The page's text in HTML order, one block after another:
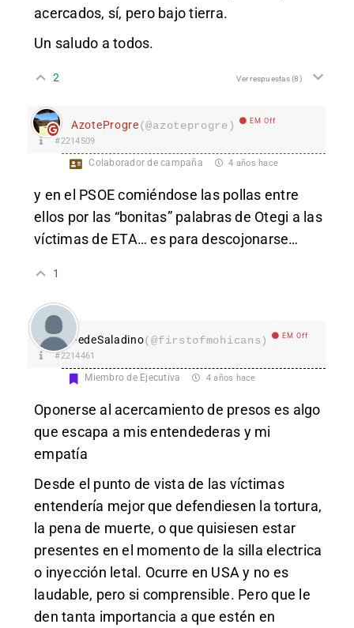
acercados, sí, pero bajo tierra.
Un saludo a todos.
2 Ver respuestas(8)
AzoteProgre(@azoteprogre) EM Off
#2214509
Colaborador de campaña 4 años hace
y en el PSOE comiéndose las pollas entre
ellos por las “bonitas” palabras de Otegi a las
víctimas de ETA… es para descojonarse…
1
FedeSaladino(@firstofmohicans) EM Off
#2214461
Miembro de Ejecutiva 4 años hace
Oponerse al acercamiento de presos es algo
que escapa a mis entendederas y mi
empatía
Desde el punto de vista de las víctimas
entendería mejor que defendiesen la tortura,
la pena de muerte, o que quisiesen estar
presentes en el momento de la silla electrica
o inyección letal. Ocurre en USA y no es
laudable, pero si comprensible. Pero que le
den tanta importancia a que estén en